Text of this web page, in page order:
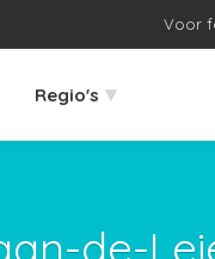
Voor
Regio's ▾
de-